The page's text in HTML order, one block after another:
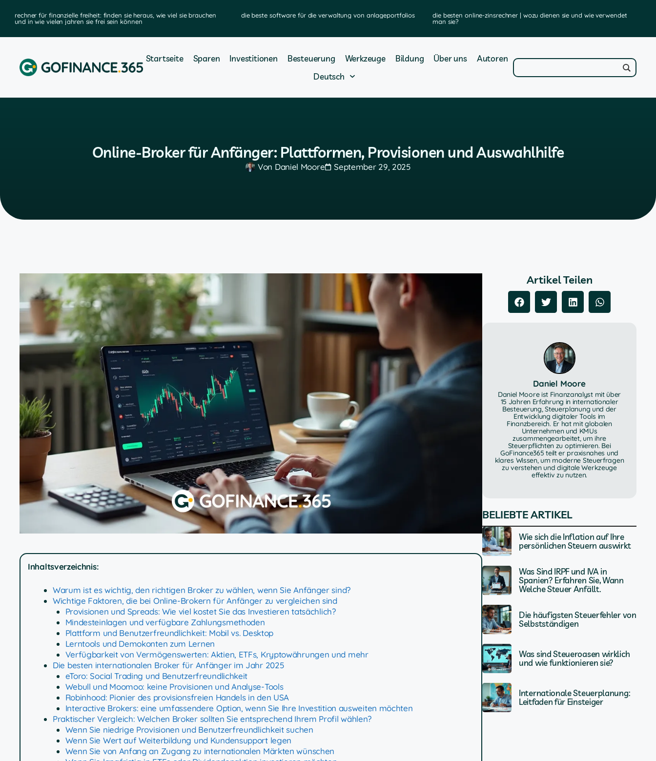
rechner für finanzielle freiheit: finden sie heraus, wie viel sie brauchen
und in wie vielen jahren sie frei sein können
die beste software für die verwaltung von anlageportfolios
die besten online-zinsrechner | wozu dienen sie und wie verwendet
man sie?
Startseite Sparen Investitionen Besteuerung Werkzeuge Bildung Über uns
Autoren
Deutsch
Online-Broker für Anfänger: Plattformen, Provisionen und Auswahlhilfe
Von Daniel Moore September 29, 2025
Inhaltsverzeichnis:
Warum ist es wichtig, den richtigen Broker zu wählen, wenn Sie Anfänger sind?
Wichtige Faktoren, die bei Online-Brokern für Anfänger zu vergleichen sind
Provisionen und Spreads: Wie viel kostet Sie das Investieren tatsächlich?
Mindesteinlagen und verfügbare Zahlungsmethoden
Plattform und Benutzerfreundlichkeit: Mobil vs. Desktop
Lerntools und Demokonten zum Lernen
Verfügbarkeit von Vermögenswerten: Aktien, ETFs, Kryptowährungen und mehr
Die besten internationalen Broker für Anfänger im Jahr 2025
eToro: Social Trading und Benutzerfreundlichkeit
Webull und Moomoo: keine Provisionen und Analyse-Tools
Robinhood: Pionier des provisionsfreien Handels in den USA
Interactive Brokers: eine umfassendere Option, wenn Sie Ihre Investition ausweiten möchten
Praktischer Vergleich: Welchen Broker sollten Sie entsprechend Ihrem Profil wählen?
Wenn Sie niedrige Provisionen und Benutzerfreundlichkeit suchen
Wenn Sie Wert auf Weiterbildung und Kundensupport legen
Wenn Sie von Anfang an Zugang zu internationalen Märkten wünschen
Artikel Teilen
Daniel Moore
Daniel Moore ist Finanzanalyst mit über
15 Jahren Erfahrung in internationaler
Besteuerung, Steuerplanung und der
Entwicklung digitaler Tools im
Finanzbereich. Er hat mit globalen
Unternehmen und KMUs
zusammengearbeitet, um ihre
Steuerpflichten zu optimieren. Bei
GoFinance365 teilt er praxisnahes und
klares Wissen, um moderne Steuerfragen
zu verstehen und digitale Werkzeuge
effektiv zu nutzen.
BELIEBTE ARTIKEL
Wie sich die Inflation auf Ihre
persönlichen Steuern auswirkt
Was Sind IRPF und IVA in
Spanien? Erfahren Sie, Wann
Welche Steuer Anfällt.
Die häufigsten Steuerfehler von
Selbstständigen
Was sind Steueroasen wirklich
und wie funktionieren sie?
Internationale Steuerplanung:
Leitfaden für Einsteiger